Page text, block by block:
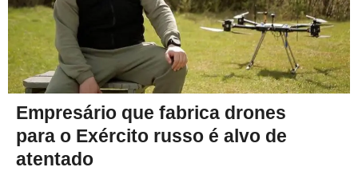
Empresário que fabrica drones
para o Exército russo é alvo de
atentado